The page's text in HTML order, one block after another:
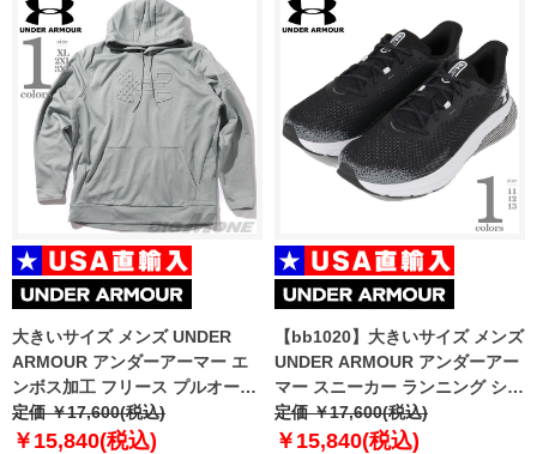
大きいサイズ メンズ UNDER
ARMOUR アンダーアーマー エ
ンボス加工 フリース プルオーバ
ー パーカー USA直輸入
6004092-035
定価 ￥17,600(税込)
￥15,840(税込)
【bb1020】大きいサイズ メンズ
UNDER ARMOUR アンダーアー
マー スニーカー ランニング シュ
ーズ USA直輸入 3026520
定価 ￥17,600(税込)
￥15,840(税込)